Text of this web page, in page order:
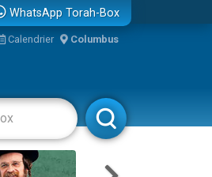
WhatsApp Torah-Box
Calendrier Columbus
Rabbanim